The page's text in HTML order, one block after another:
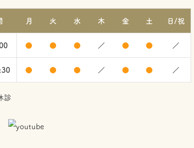
月 火 水 木 金 土 日/祝
● ● ● ／ ● ● ／
● ● ● ／ ● ● ／
診